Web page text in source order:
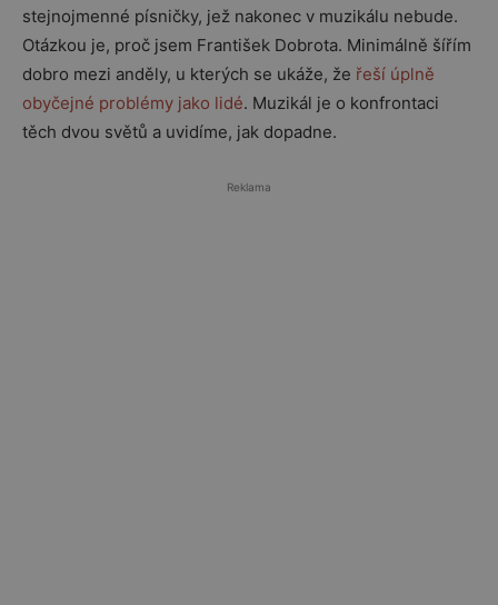
stejnojmenné písničky, jež nakonec v muzikálu nebude.
Otázkou je, proč jsem František Dobrota. Minimálně šířím
dobro mezi anděly, u kterých se ukáže, že řeší úplně
obyčejné problémy jako lidé. Muzikál je o konfrontaci
těch dvou světů a uvidíme, jak dopadne.
Reklama